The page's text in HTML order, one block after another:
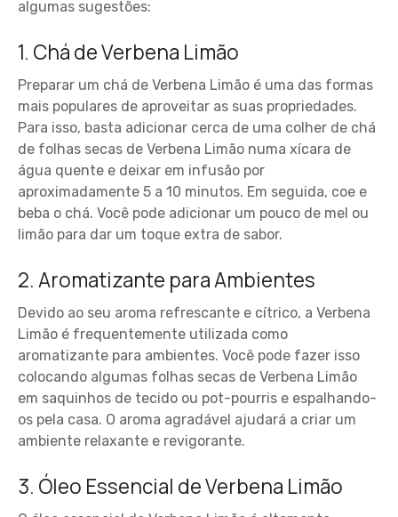
algumas sugestões:
1. Chá de Verbena Limão
Preparar um chá de Verbena Limão é uma das formas
mais populares de aproveitar as suas propriedades.
Para isso, basta adicionar cerca de uma colher de chá
de folhas secas de Verbena Limão numa xícara de
água quente e deixar em infusão por
aproximadamente 5 a 10 minutos. Em seguida, coe e
beba o chá. Você pode adicionar um pouco de mel ou
limão para dar um toque extra de sabor.
2. Aromatizante para Ambientes
Devido ao seu aroma refrescante e cítrico, a Verbena
Limão é frequentemente utilizada como
aromatizante para ambientes. Você pode fazer isso
colocando algumas folhas secas de Verbena Limão
em saquinhos de tecido ou pot-pourris e espalhando-
os pela casa. O aroma agradável ajudará a criar um
ambiente relaxante e revigorante.
3. Óleo Essencial de Verbena Limão